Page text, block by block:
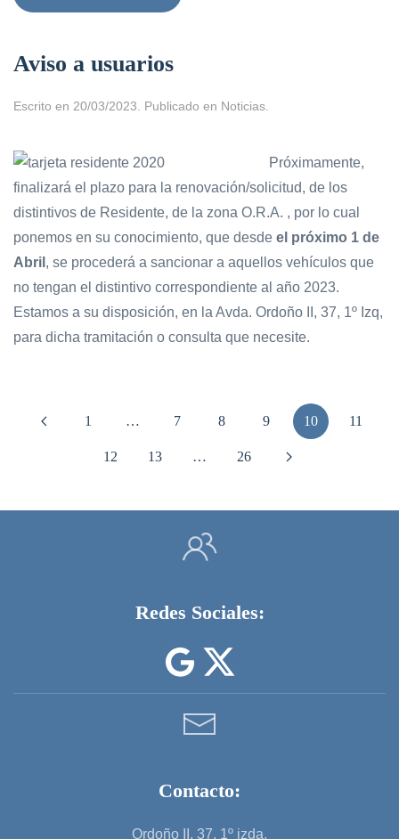
Aviso a usuarios
Escrito en 20/03/2023 . Publicado en Noticias
Próximamente,
finalizará el plazo para la renovación/solicitud, de los
distintivos de Residente, de la zona O.R.A. , por lo cual
ponemos en su conocimiento, que desde el próximo 1 de
Abril , se procederá a sancionar a aquellos vehículos que
no tengan el distintivo correspondiente al año 2023.
Estamos a su disposición, en la Avda. Ordoño II, 37, 1º Izq,
para dicha tramitación o consulta que necesite.
1 … 7 8 9 10 11
12 13 … 26
Redes Sociales:
Contacto:
Ordoño II, 37, 1º izda.